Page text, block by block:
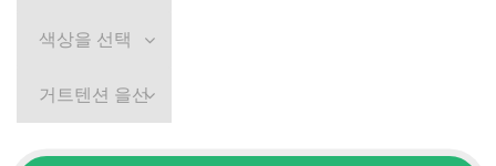
색상을 선택
거트텐션 을선택